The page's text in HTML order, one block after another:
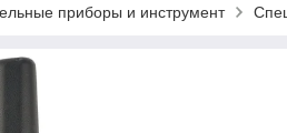
приборы и инструмент